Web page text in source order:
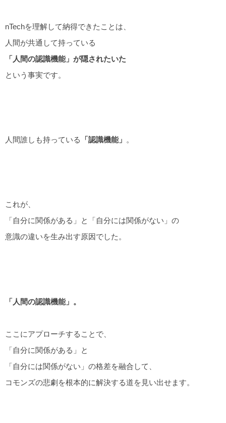
nTechを理解して納得できたことは、
人間が共通して持っている
「人間の認識機能」が隠されたいた
という事実です。
人間誰しも持っている 「認識機能」 。
これが、
「自分に関係がある」と「自分には関係がない」の
意識の違いを生み出す原因でした。
「人間の認識機能」。
ここにアプローチすることで、
「自分に関係がある」と
「自分には関係がない」の格差を融合して、
コモンズの悲劇を根本的に解決する道を見い出せます。